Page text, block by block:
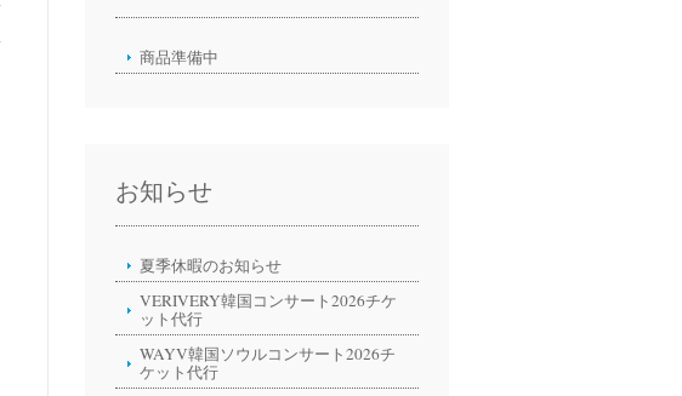
商品準備中
お知らせ
夏季休暇のお知らせ
VERIVERY韓国コンサート2026チケ
ット代行
WAYV韓国ソウルコンサート2026チ
ケット代行